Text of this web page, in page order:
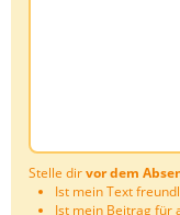
Stelle dirvor dem
Ist mein Text
Ist mein Beitrag für